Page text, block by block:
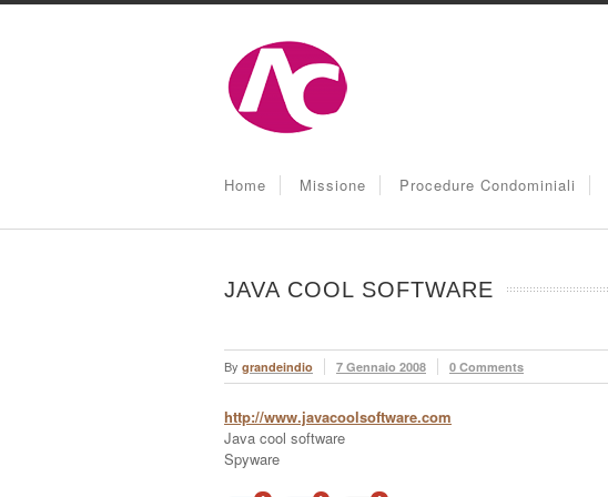
Home Missione Procedure Condominiali
JAVA COOL SOFTWARE
By grandeindio 7 Gennaio 2008 0 Comments
http://www.javacoolsoftware.com
Java cool software
Spyware